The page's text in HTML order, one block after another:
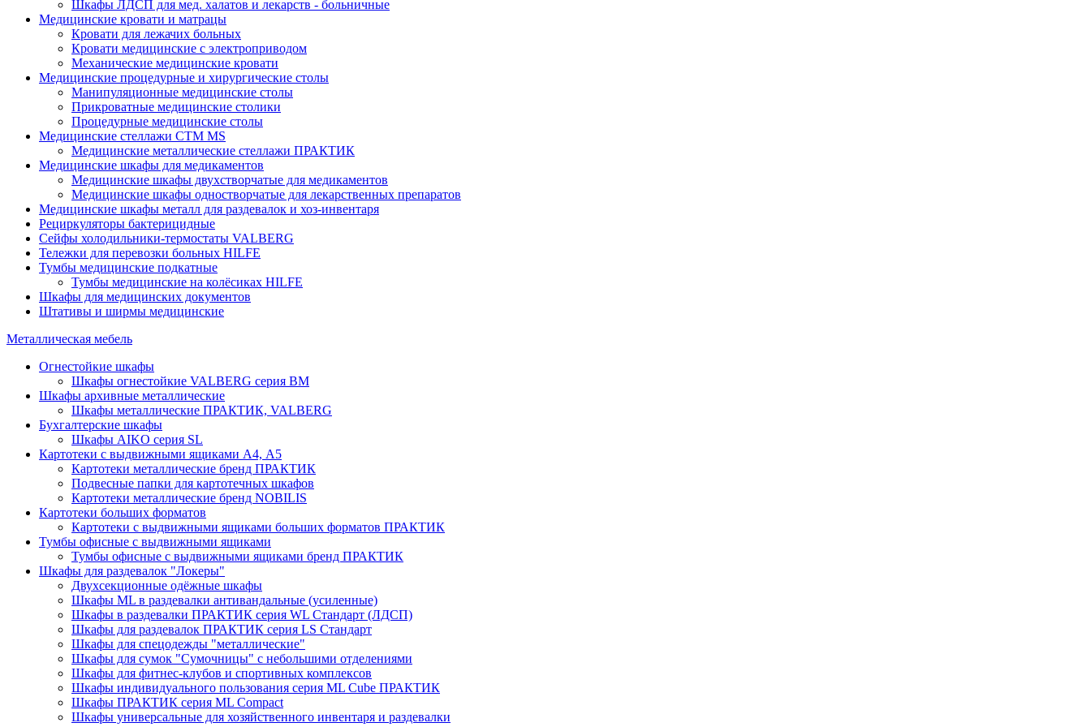
Шкафы ЛДСП для мед. халатов и лекарств - больничные
Медицинские кровати и матрацы
Кровати для лежачих больных
Кровати медицинские с электроприводом
Механические медицинские кровати
Медицинские процедурные и хирургические столы
Манипуляционные медицинские столы
Прикроватные медицинские столики
Процедурные медицинские столы
Медицинские стеллажи CTM MS
Медицинские металлические стеллажи ПРАКТИК
Медицинские шкафы для медикаментов
Медицинские шкафы двухстворчатые для медикаментов
Медицинские шкафы одностворчатые для лекарственных препаратов
Медицинские шкафы металл для раздевалок и хоз-инвентаря
Рециркуляторы бактерицидные
Сейфы холодильники-термостаты VALBERG
Тележки для перевозки больных HILFE
Тумбы медицинские подкатные
Тумбы медицинские на колёсиках HILFE
Шкафы для медицинских документов
Штативы и ширмы медицинские
Металлическая мебель
Огнестойкие шкафы
Шкафы огнестойкие VALBERG серия BM
Шкафы архивные металлические
Шкафы металлические ПРАКТИК, VALBERG
Бухгалтерские шкафы
Шкафы AIKO серия SL
Картотеки с выдвижными ящиками А4, А5
Картотеки металлические бренд ПРАКТИК
Подвесные папки для картотечных шкафов
Картотеки металлические бренд NOBILIS
Картотеки больших форматов
Картотеки с выдвижными ящиками больших форматов ПРАКТИК
Тумбы офисные с выдвижными ящиками
Тумбы офисные с выдвижными ящиками бренд ПРАКТИК
Шкафы для раздевалок "Локеры"
Двухсекционные одёжные шкафы
Шкафы ML в раздевалки антивандальные (усиленные)
Шкафы в раздевалки ПРАКТИК серия WL Стандарт (ЛДСП)
Шкафы для раздевалок ПРАКТИК серия LS Стандарт
Шкафы для спецодежды "металлические"
Шкафы для сумок "Сумочницы" с небольшими отделениями
Шкафы для фитнес-клубов и спортивных комплексов
Шкафы индивидуального пользования серия ML Cube ПРАКТИК
Шкафы ПРАКТИК серия ML Compact
Шкафы универсальные для хозяйственного инвентаря и раздевалки